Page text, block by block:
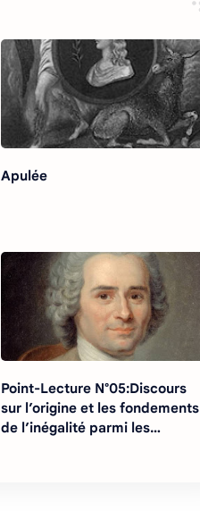
Apulée
Point-Lecture N°05:Discours
sur l’origine et les fondements
de l’inégalité parmi les